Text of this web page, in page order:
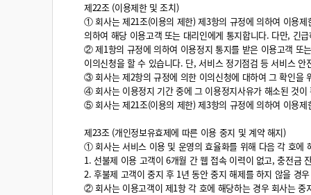
제22조 (이용제한 및 조치)
① 회사는 제21조(이용의 제한) 제3항의 규정에 의하여 이용
의하여 해당 이용고객 또는 대리인에게 통지합니다. 다만, 긴
② 제1항의 규정에 의하여 이용정지 통지를 받은 이용고객 또
이의신청을 할 수 있습니다. 단, 서비스 정기점검 등 서비스
③ 회사는 제2항의 규정에 의한 이의신청에 대하여 그 확인을
④ 회사는 이용정지 기간 중에 그 이용정지사유가 해소된 것
⑤ 회사는 제21조(이용의 제한) 제3항의 규정에 의하여 이용
제23조 (개인정보유효제에 따른 이용 중지 및 계약 해지)
① 회사는 서비스 이용 및 운영의 효율화를 위해 다음 각 호에
1. 선불제 이용 고객이 6개월 간 웹 접속 이력이 없고, 충전금
2. 후불제 고객이 중지 후 1년 동안 중지 해제를 하지 않을 경
② 회사는 이용고객이 제1항 각 호에 해당하는 경우 회사는 중